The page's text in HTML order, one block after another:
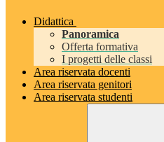
Didattica
Panoramica
Offerta formativa
I progetti delle classi
Area riservata docenti
Area riservata genitori
Area riservata studenti